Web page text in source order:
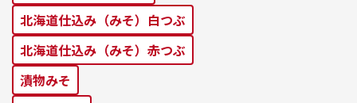
北海道仕込み（みそ）⽩つぶ
北海道仕込み（みそ）⾚つぶ
漬物みそ